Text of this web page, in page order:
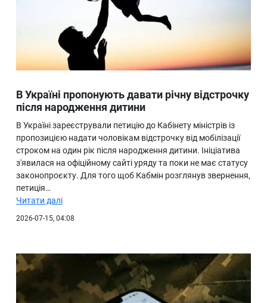
В Україні пропонують давати річну відстрочку
після народження дитини
В Україні зареєстрували петицію до Кабінету міністрів із
пропозицією надати чоловікам відстрочку від мобілізації
строком на один рік після народження дитини. Ініціатива
з'явилася на офіційному сайті уряду та поки не має статусу
законопроєкту. Для того щоб Кабмін розглянув звернення,
петиція…
Читати далі
2026-07-15, 04:08